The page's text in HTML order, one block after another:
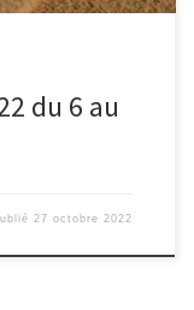
du 6 au
27 octobre 2022